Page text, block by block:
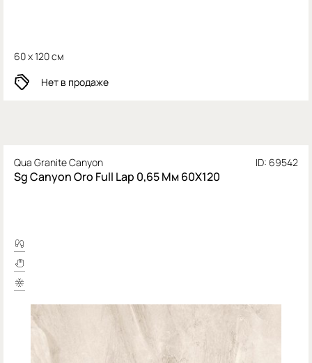
60 x 120 см
Нет в продаже
Qua Granite Canyon ID: 69542
Sg Canyon Oro Full Lap 0,65 Мм 60X120